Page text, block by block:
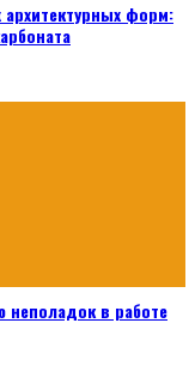
форм:
неполадок в работе